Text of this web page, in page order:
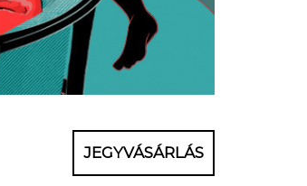
JEGYVÁSÁRLÁS